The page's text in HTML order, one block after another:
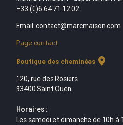
+33 (0)6 64 71 12 02
Email: contact@marcmaison.com
Page contact
Boutique des cheminées location_on
120, rue des Rosiers
93400 Saint Ouen
Horaires :
Les samedi et dimanche de 10h à